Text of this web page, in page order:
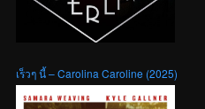
เร็วๆ นี้ – Carolina Caroline (2025)